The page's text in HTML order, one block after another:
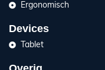
Ergonomisch
Devices
Tablet